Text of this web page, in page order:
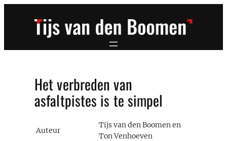
Het verbreden van
asfaltpistes is te simpel
Auteur
Tijs van den Boomen en
Ton Venhoeven